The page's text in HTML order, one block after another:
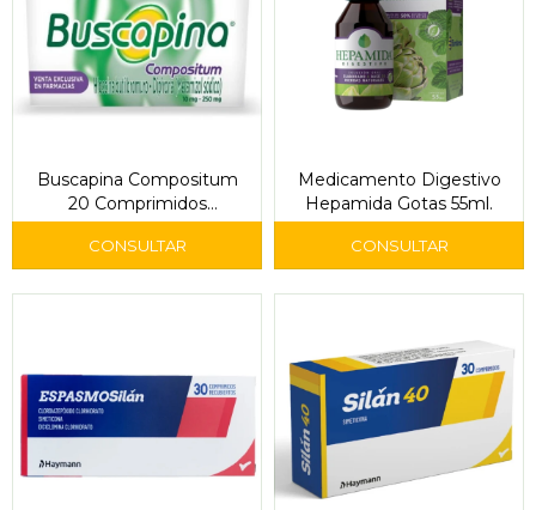
Buscapina Compositum
20 Comprimidos
Recubiertos
Medicamento Digestivo
Hepamida Gotas 55ml.